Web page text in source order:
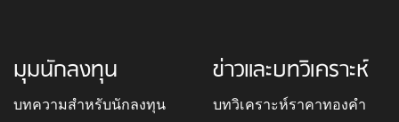
มุมนักลงทุน
บทความสำหรับนักลงทุน
ข่าวและบทวิเคราะห์
บทวิเคราะห์ราคาทองคำ